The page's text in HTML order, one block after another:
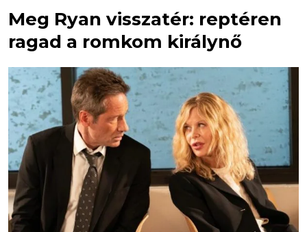
Meg Ryan visszatér: reptéren
ragad a romkom királynő